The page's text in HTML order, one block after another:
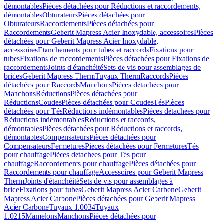
démontablesPièces détachées pour Réductions et raccordements,
démontablesObturateursPièces détachées pour
ObturateursRaccordementsPièces détachées pour
RaccordementsGeberit Mapress Acier Inoxydable, accessoiresPièces
détachées pour Geberit Mapress Acier Inoxydable,
accessoiresEtanchements pour tubes et raccordsFixations pour
tubesFixations de raccordementsPièces détachées pour Fixations de
raccordementsJoints d'étanchéitéSets de vis pour assemblages de
bridesGeberit Mapress ThermTuyaux ThermRaccordsPièces
détachées pour RaccordsManchonsPièces détachées pour
ManchonsRéductionsPièces détachées pour
RéductionsCoudesPièces détachées pour CoudesTésPièces
détachées pour TésRéductions indémontablesPièces détachées pour
Réductions indémontablesRéductions et raccords,
démontablesPièces détachées pour Réductions et raccords,
démontablesCompensateursPièces détachées pour
CompensateursFermeturesPièces détachées pour FermeturesTés
pour chauffagePièces détachées pour Tés pour
chauffageRaccordements pour chauffagePièces détachées pour
Raccordements pour chauffageAccessoires pour Geberit Mapress
ThermJoints d'étanchéitéSets de vis pour assemblages à
brideFixations pour tubesGeberit Mapress Acier CarboneGeberit
Mapress Acier CarbonePièces détachées pour Geberit Mapress
Acier CarboneTuyaux 1.0034Tuyaux
1.0215MamelonsManchonsPièces détachées pour